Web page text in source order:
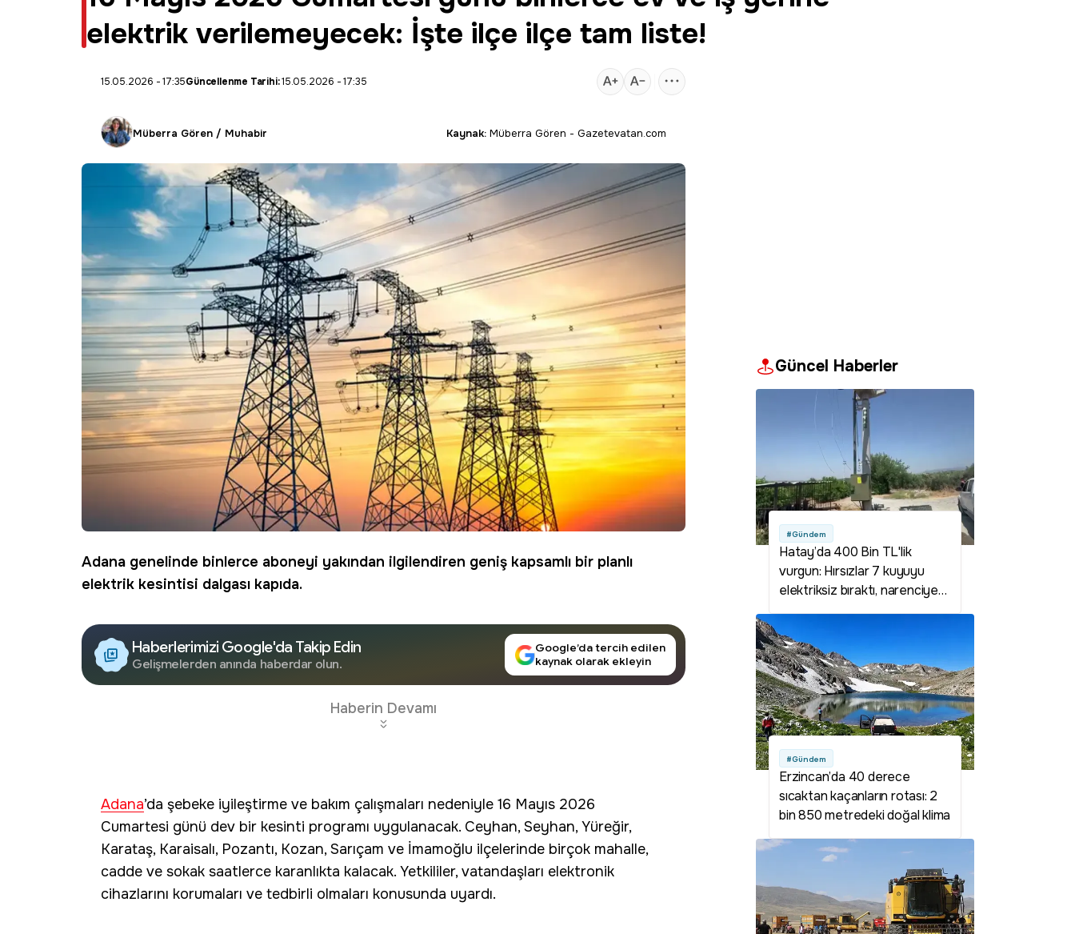
elektrik verilemeyecek: İşte ilçe ilçe tam liste!
15.05.2026 - 17:35Güncellenme Tarihi:15.05.2026 - 17:35
Müberra Gören / Muhabir Kaynak: Müberra Gören - Gazetevatan.com
Adana genelinde binlerce aboneyi yakından ilgilendiren geniş kapsamlı bir planlı
elektrik kesintisi dalgası kapıda.
Haberlerimizi Google'da Takip Edin
Gelişmelerden anında haberdar olun.
Google’da tercih edilen
kaynak olarak ekleyin
Haberin Devamı
Adana’da şebeke iyileştirme ve bakım çalışmaları nedeniyle 16 Mayıs 2026
Cumartesi günü dev bir kesinti programı uygulanacak. Ceyhan, Seyhan, Yüreğir,
Karataş, Karaisalı, Pozantı, Kozan, Sarıçam ve İmamoğlu ilçelerinde birçok mahalle,
cadde ve sokak saatlerce karanlıkta kalacak. Yetkililer, vatandaşları elektronik
cihazlarını korumaları ve tedbirli olmaları konusunda uyardı.
Güncel Haberler
#Gündem
Hatay’da 400 Bin TL'lik
vurgun: Hırsızlar 7 kuyuyu
elektriksiz bıraktı, narenciye
#Gündem
Erzincan’da 40 derece
sıcaktan kaçanların rotası: 2
bin 850 metredeki doğal klima